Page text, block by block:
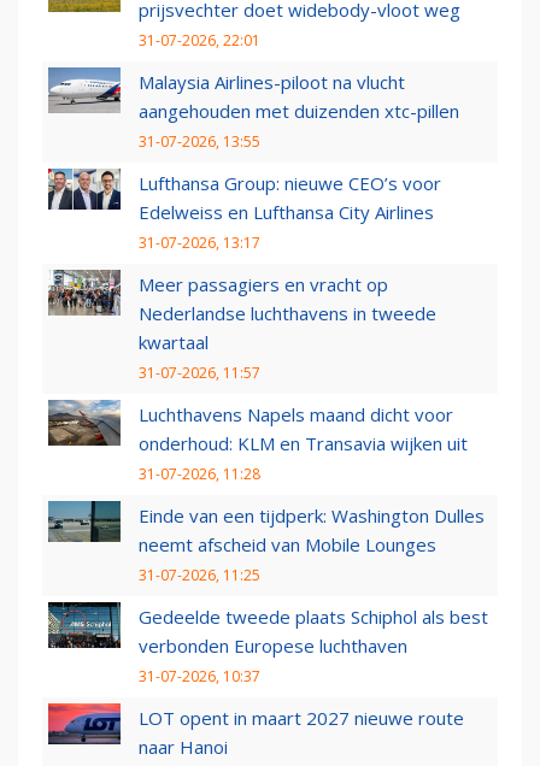
prijsvechter doet widebody-vloot weg
31-07-2026, 22:01
Malaysia Airlines-piloot na vlucht
aangehouden met duizenden xtc-pillen
31-07-2026, 13:55
Lufthansa Group: nieuwe CEO’s voor
Edelweiss en Lufthansa City Airlines
31-07-2026, 13:17
Meer passagiers en vracht op
Nederlandse luchthavens in tweede
kwartaal
31-07-2026, 11:57
Luchthavens Napels maand dicht voor
onderhoud: KLM en Transavia wijken uit
31-07-2026, 11:28
Einde van een tijdperk: Washington Dulles
neemt afscheid van Mobile Lounges
31-07-2026, 11:25
Gedeelde tweede plaats Schiphol als best
verbonden Europese luchthaven
31-07-2026, 10:37
LOT opent in maart 2027 nieuwe route
naar Hanoi